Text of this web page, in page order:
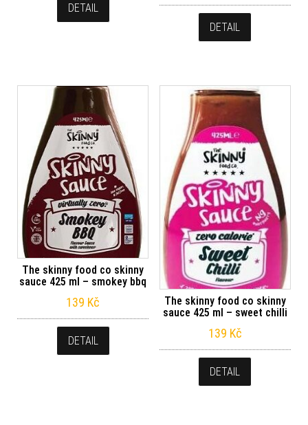
DETAIL
DETAIL
The skinny food co skinny
sauce 425 ml – smokey bbq
139 Kč
DETAIL
The skinny food co skinny
sauce 425 ml – sweet chilli
139 Kč
DETAIL